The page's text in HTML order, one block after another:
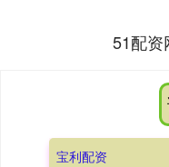
51配资
宝利配资